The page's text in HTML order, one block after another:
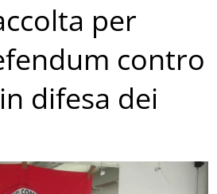
per
contro
difesa dei